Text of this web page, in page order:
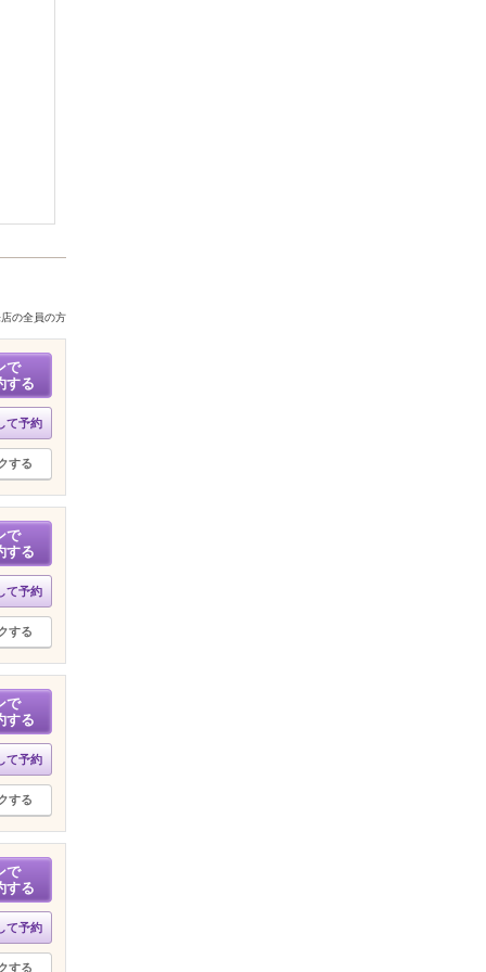
の全員の方
で
する
て予約
する
で
する
て予約
する
で
する
て予約
する
で
する
て予約
する